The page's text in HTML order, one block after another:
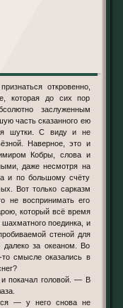
которая до сих пор
заслуженным
часть сказанного ею
шутки. С виду и не
Наверное, это и
Кобры, слова и
даже несмотря на
и по большому счёту
Вот только сарказм
не воспринимать его
который всё время
поединка, и
стеной для
далеко за океаном. Во
смысле оказались в
покачал головой. — В
— у него снова не